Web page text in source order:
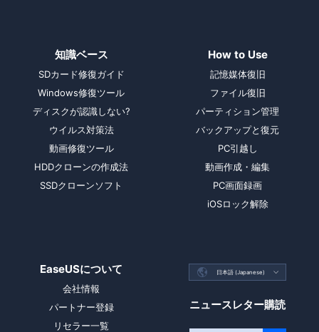
知識ベース
SDカード修復ガイド
Windows修復ツール
ディスクが認識しない?
ウイルス対策法
動画修復ツール
HDDクローンの作成法
SSDクローンソフト
How to Use
記憶媒体復旧
ファイル復旧
パーティション管理
バックアップと復元
PC引越し
動画作成・編集
PC画面録画
iOSロック解除
EaseUSについて
会社情報
パートナー登録
リセラー一覧
 日本語 (Japanese) 
ニュースレター購読